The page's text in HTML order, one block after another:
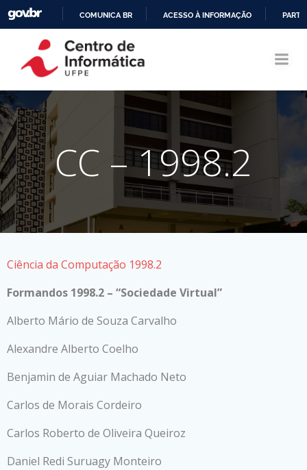
CONTEÚDO
COMUNICA BR ACESSO À INFORMAÇÃO
CC – 1998.2
Ciência da Computação 1998.2
Formandos 1998.2 – “Sociedade Virtual”
Alberto Mário de Souza Carvalho
Alexandre Alberto Coelho
Benjamin de Aguiar Machado Neto
Carlos de Morais Cordeiro
Carlos Roberto de Oliveira Queiroz
Daniel Redi Suruagy Monteiro